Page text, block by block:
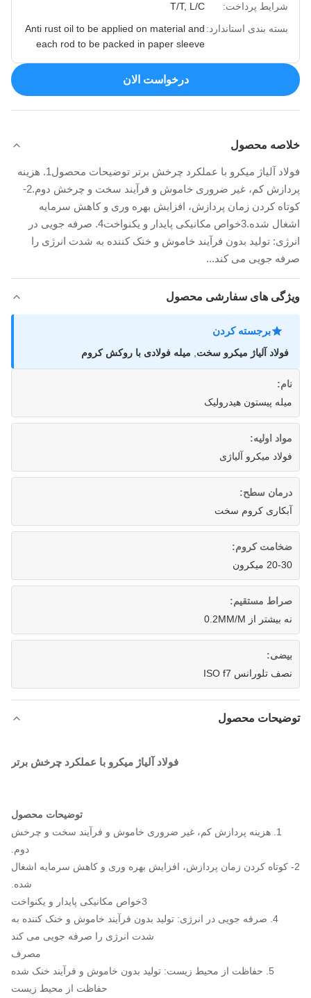
شرایط پرداخت:
T/T, L/C
بسته بندی استاندارد: Anti rust oil to be applied on material and
each rod to be packed in paper sleeve
درخواست الان
خلاصه محصول
فولاد آلیاژ میکرو با عملکرد چرخش برتر توضیحات محصول1. هزینه
پردازش کم، غیر ضروری خاموش و فرآیند سخت و چرخش دوم.2-
کوتاه کردن زمان پردازش، افزایش بهره وری و کاهش سرمایه
اشغال شده.3خواص مکانیکی پایدار و یکنواخت4. صرفه جویی در
انرژی: تولید بدون فرآیند خاموش و خنک کننده به شدت انرژی را
صرفه جویی می کند...
ویژگی های سفارشی محصول
برجسته کردن
فولاد آلیاژ میکرو سخت میله فولادی با روکش کروم
نام:
میله پیستون هیدرولیک
مواد اولیه:
فولاد میکرو آلیاژی
درمان سطح:
آبکاری کروم سخت
ضخامت کروم:
20-30 میکرون
صراط مستقیم:
نه بیشتر از 0.2MM/M
بیضی:
نصف تلورانس ISO f7
توضیحات محصول
فولاد آلیاژ میکرو با عملکرد چرخش برتر
توضیحات محصول
1. هزینه پردازش کم، غیر ضروری خاموش و فرآیند سخت و چرخش
دوم.
2- کوتاه کردن زمان پردازش، افزایش بهره وری و کاهش سرمایه اشغال
شده.
3خواص مکانیکی پایدار و یکنواخت
4. صرفه جویی در انرژی: تولید بدون فرآیند خاموش و خنک کننده به
شدت انرژی را صرفه جویی می کند
مصرف
5. حفاظت از محیط زیست: تولید بدون خاموش و فرآیند خنک شده
حفاظت از محیط زیست